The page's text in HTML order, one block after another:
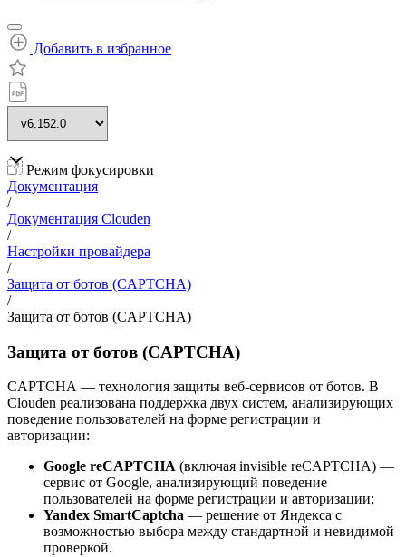
Добавить в избранное
Режим фокусировки
Документация
/
Документация Clouden
/
Настройки провайдера
/
Защита от ботов (CAPTCHA)
/
Защита от ботов (CAPTCHA)
Защита от ботов (CAPTCHA)
CAPTCHA — технология защиты веб-сервисов от ботов. В
Clouden реализована поддержка двух систем, анализирующих
поведение пользователей на форме регистрации и
авторизации:
Google reCAPTCHA (включая invisible reCAPTCHA) —
сервис от Google, анализирующий поведение
пользователей на форме регистрации и авторизации;
Yandex SmartCaptcha — решение от Яндекса с
возможностью выбора между стандартной и невидимой
проверкой.